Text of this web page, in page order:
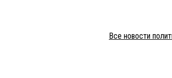
Все новости